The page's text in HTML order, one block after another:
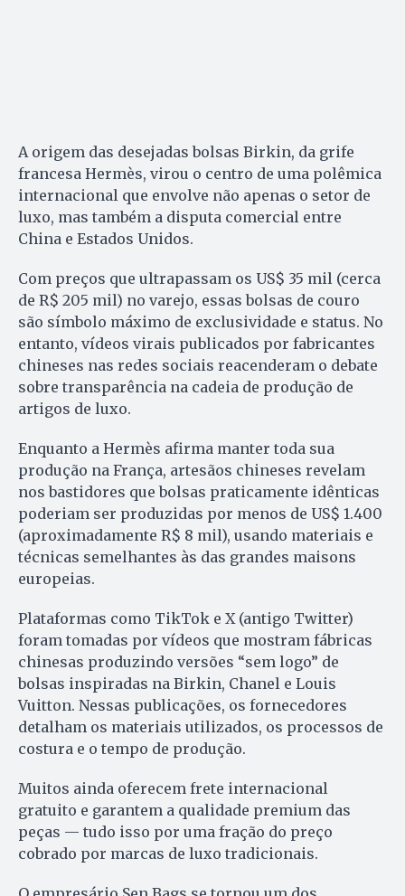
A origem das desejadas bolsas Birkin, da grife
francesa Hermès, virou o centro de uma polêmica
internacional que envolve não apenas o setor de
luxo, mas também a disputa comercial entre
China e Estados Unidos.
Com preços que ultrapassam os US$ 35 mil (cerca
de R$ 205 mil) no varejo, essas bolsas de couro
são símbolo máximo de exclusividade e status. No
entanto, vídeos virais publicados por fabricantes
chineses nas redes sociais reacenderam o debate
sobre transparência na cadeia de produção de
artigos de luxo.
Enquanto a Hermès afirma manter toda sua
produção na França, artesãos chineses revelam
nos bastidores que bolsas praticamente idênticas
poderiam ser produzidas por menos de US$ 1.400
(aproximadamente R$ 8 mil), usando materiais e
técnicas semelhantes às das grandes maisons
europeias.
Plataformas como TikTok e X (antigo Twitter)
foram tomadas por vídeos que mostram fábricas
chinesas produzindo versões “sem logo” de
bolsas inspiradas na Birkin, Chanel e Louis
Vuitton. Nessas publicações, os fornecedores
detalham os materiais utilizados, os processos de
costura e o tempo de produção.
Muitos ainda oferecem frete internacional
gratuito e garantem a qualidade premium das
peças — tudo isso por uma fração do preço
cobrado por marcas de luxo tradicionais.